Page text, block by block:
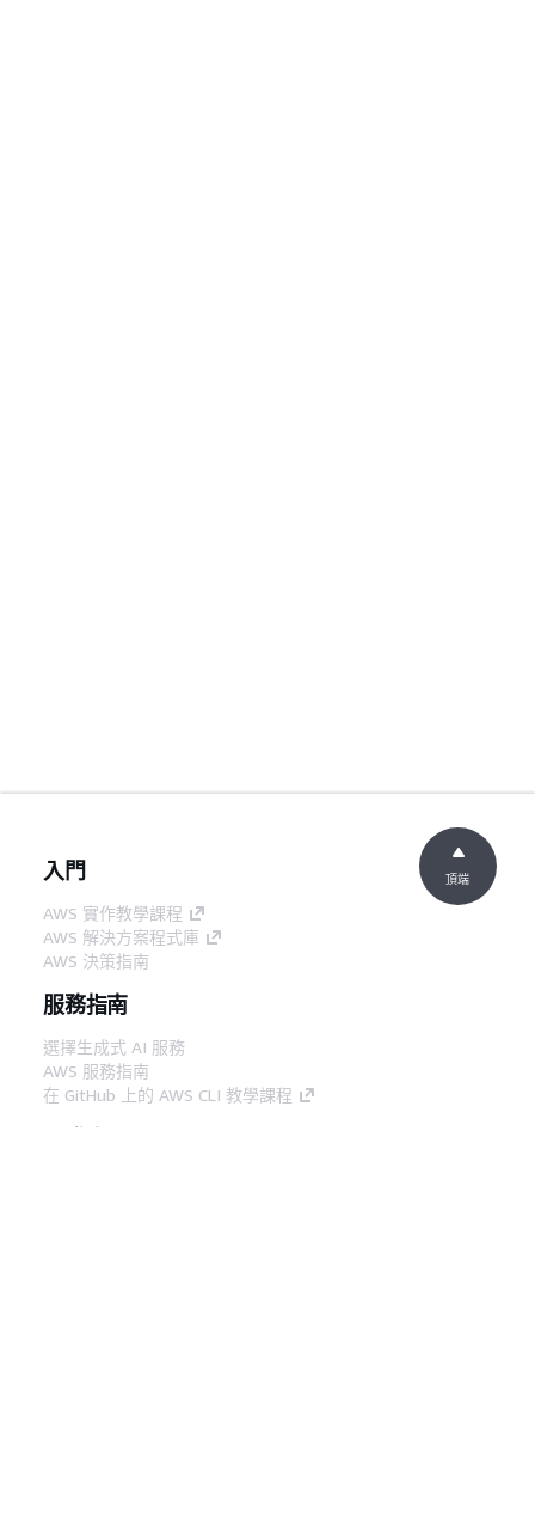
入門
AWS 實作教學課程
AWS 解決方案程式庫
AWS 決策指南
服務指南
選擇生成式 AI 服務
AWS 服務指南
在 GitHub 上的 AWS CLI 教學課程
頂端